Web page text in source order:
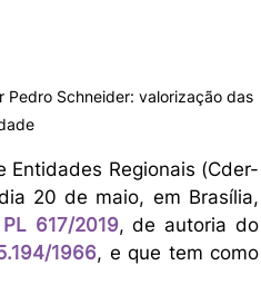
Pedro Schneider: valorização das
Entidades Regionais (Cder-
20 de maio, em Brasília,
PL 617/2019, de autoria do
1966, e que tem como